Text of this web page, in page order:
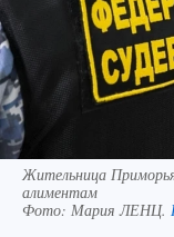
Жительница
алиментам
Фото: Мария ЛЕНЦ.